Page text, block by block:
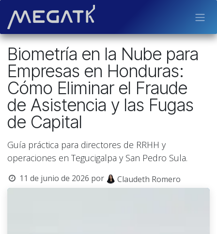
Biometría en la Nube para
Empresas en Honduras:
Cómo Eliminar el Fraude
de Asistencia y las Fugas
de Capital
Guía práctica para directores de RRHH y
operaciones en Tegucigalpa y San Pedro Sula.
11 de junio de 2026 por Claudeth Romero